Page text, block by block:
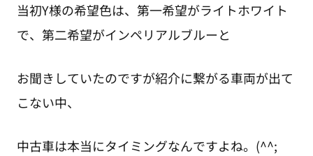
当初Y様の希望色は、第一希望がライトホワイト
で、第二希望がインペリアルブルーと
お聞きしていたのですが紹介に繋がる車両が出て
こない中、
中古車は本当にタイミングなんですよね。(^^;